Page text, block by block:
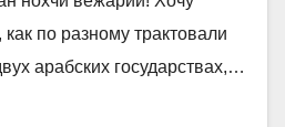
по разному трактовали
арабских государствах,…